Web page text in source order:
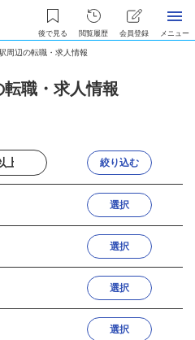
後で見る 閲覧履歴 会員登録 メニュー
周辺の転職・求人情報
職・求人情報
絞り込む
選択
選択
選択
選択